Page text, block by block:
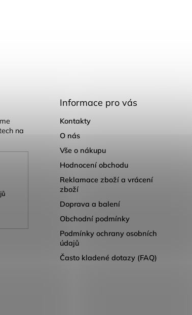
na
Informace pro vás
Kontakty
O nás
Vše o nákupu
Hodnocení obchodu
Reklamace zboží a vrácení
zboží
Doprava a balení
Obchodní podmínky
Podmínky ochrany osobních
údajů
Často kladené dotazy (FAQ)